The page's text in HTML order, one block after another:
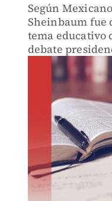
Según
Sheinbaum fue
tema educativo
debate